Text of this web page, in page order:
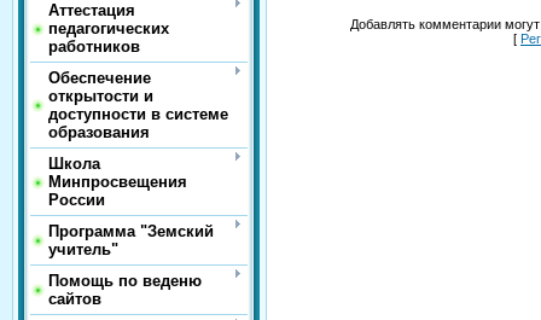
Аттестация
педагогических
работников
Обеспечение
открытости и
доступности в системе
образования
Школа
Минпросвещения
России
Программа "Земский
учитель"
Помощь по веденю
сайтов
Добавлять комментарии
[